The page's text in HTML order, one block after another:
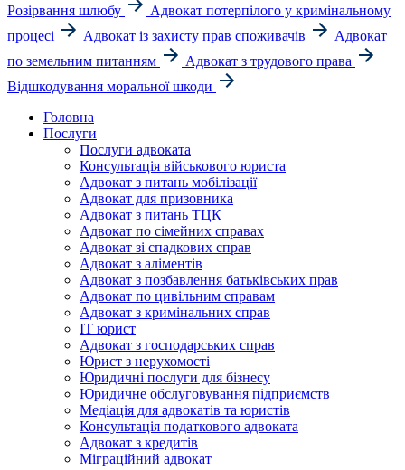
Розірвання шлюбу
Адвокат потерпілого у кримінальному
процесі
Адвокат із захисту прав споживачів
Адвокат
по земельним питанням
Адвокат з трудового права
Відшкодування моральної шкоди
Головна
Послуги
Послуги адвоката
Консультація військового юриста
Адвокат з питань мобілізації
Адвокат для призовника
Адвокат з питань ТЦК
Адвокат по сімейних справах
Адвокат зі спадкових справ
Адвокат з аліментів
Адвокат з позбавлення батьківських прав
Адвокат по цивільним справам
Адвокат з кримінальних справ
IT юрист
Адвокат з господарських справ
Юрист з нерухомості
Юридичні послуги для бізнесу
Юридичне обслуговування підприємств
Медіація для адвокатів та юристів
Консультація податкового адвоката
Адвокат з кредитів
Міграційний адвокат